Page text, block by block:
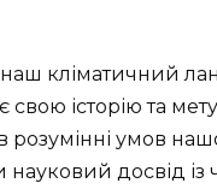
кліматичний
історію та
розумінні умов
науковий досвід